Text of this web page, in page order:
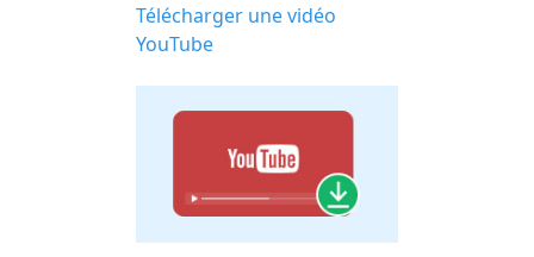
Télécharger une vidéo
YouTube